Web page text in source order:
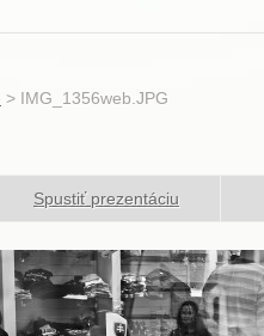
> IMG_1356web.JPG
Spustiť prezentáciu